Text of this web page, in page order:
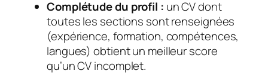
Complétude du profil : un CV dont
toutes les sections sont renseignées
(expérience, formation, compétences,
langues) obtient un meilleur score
qu’un CV incomplet.